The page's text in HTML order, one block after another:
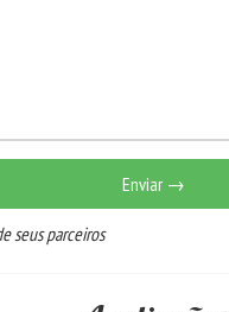
Enviar →
seus parceiros